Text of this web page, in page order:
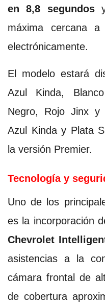
en 8,8 segundosy
máxima cercana
electrónicamente.
El modelo estará
Azul Kinda,
Negro, Rojo Jinx y
Azul Kinda y Plata
la versión Premier.
Tecnología y
Uno de los
es la incorporación
Chevrolet
asistencias a la
cámara frontal de
de cobertura